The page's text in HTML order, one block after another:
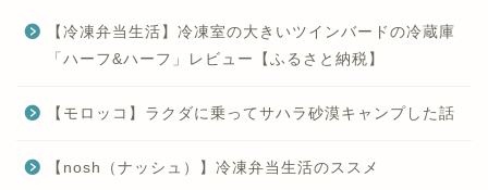
【冷凍弁当生活】冷凍室の大きいツインバードの冷蔵庫
「ハーフ&ハーフ」レビュー【ふるさと納税】
【モロッコ】ラクダに乗ってサハラ砂漠キャンプした話
【nosh（ナッシュ）】冷凍弁当生活のススメ